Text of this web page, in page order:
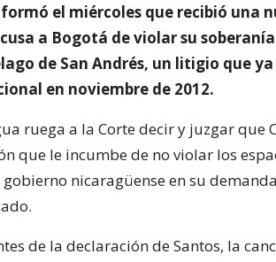
el miércoles que recibió una
a Bogotá de violar su
de San Andrés, un litigio que
en noviembre de 2012.
ruega a la Corte decir y juzgar que
que le incumbe de no violar los
nicaragüense en su
de la declaración de Santos, la